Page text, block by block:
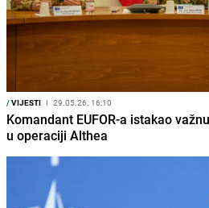
/VIJESTI I 29.05.26. 16:10
Komandant EUFOR-a istakao
u operaciji Althea